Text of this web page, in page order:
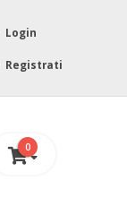
Login
Registrati
0